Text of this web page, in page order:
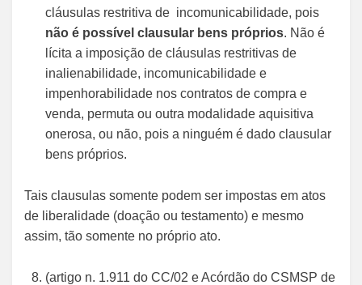
cláusulas restritiva de incomunicabilidade, pois
não é possível clausular bens próprios. Não é
lícita a imposição de cláusulas restritivas de
inalienabilidade, incomunicabilidade e
impenhorabilidade nos contratos de compra e
venda, permuta ou outra modalidade aquisitiva
onerosa, ou não, pois a ninguém é dado clausular
bens próprios.
Tais clausulas somente podem ser impostas em atos
de liberalidade (doação ou testamento) e mesmo
assim, tão somente no próprio ato.
(artigo n. 1.911 do CC/02 e Acórdão do CSMSP de